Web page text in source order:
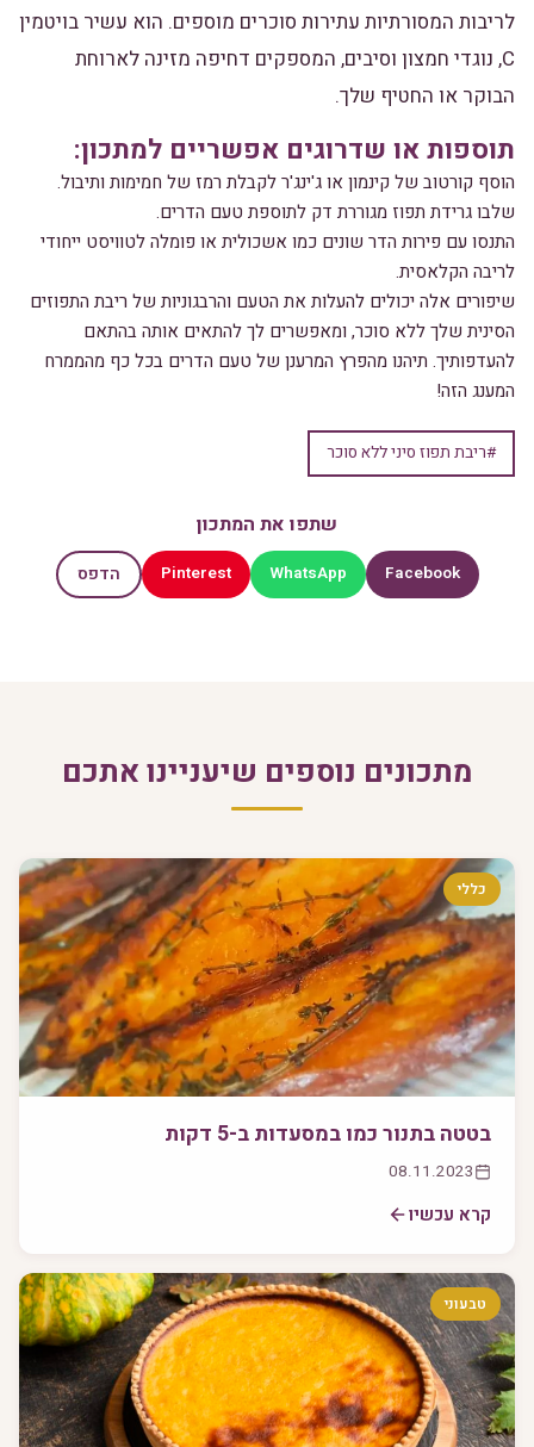
לריבות המסורתיות עתירות סוכרים מוספים. הוא עשיר בויטמין
C, נוגדי חמצון וסיבים, המספקים דחיפה מזינה לארוחת
הבוקר או החטיף שלך.
תוספות או שדרוגים אפשריים למתכון:
הוסף קורטוב של קינמון או ג'ינג'ר לקבלת רמז של חמימות ותיבול.
שלבו גרידת תפוז מגוררת דק לתוספת טעם הדרים.
התנסו עם פירות הדר שונים כמו אשכולית או פומלה לטוויסט ייחודי
לריבה הקלאסית.
שיפורים אלה יכולים להעלות את הטעם והרבגוניות של ריבת התפוזים
הסינית שלך ללא סוכר, ומאפשרים לך להתאים אותה בהתאם
להעדפותיך. תיהנו מהפרץ המרענן של טעם הדרים בכל כף מהממרח
המענג הזה!
#ריבת תפוז סיני ללא סוכר
שתפו את המתכון
Facebook
WhatsApp
Pinterest הדפס
מתכונים נוספים שיעניינו אתכם
כללי
בטטה בתנור כמו במסעדות ב-5 דקות
08.11.2023
קרא עכשיו
טבעוני